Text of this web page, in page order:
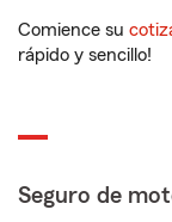
Comience su
rápido y sencillo!
Seguro de